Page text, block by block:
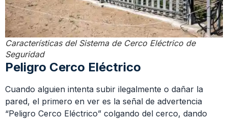
Características del Sistema de Cerco Eléctrico de
Seguridad
Peligro Cerco Eléctrico
Cuando alguien intenta subir ilegalmente o dañar la
pared, el primero en ver es la señal de advertencia
“Peligro Cerco Eléctrico” colgando del cerco, dando